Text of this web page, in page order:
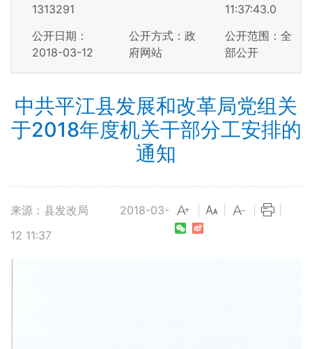
1313291
11:37:43.0
公开日期：
2018-03-12
公开方式：政
府网站
公开范围：全
部公开
中共平江县发展和改革局党组关
于2018年度机关干部分工安排的
通知
来源：县发改局
2018-03-
12 11:37